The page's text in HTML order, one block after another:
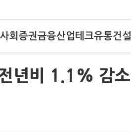
사회 증권금융산업테크유통건설
년비 1.1% 감소